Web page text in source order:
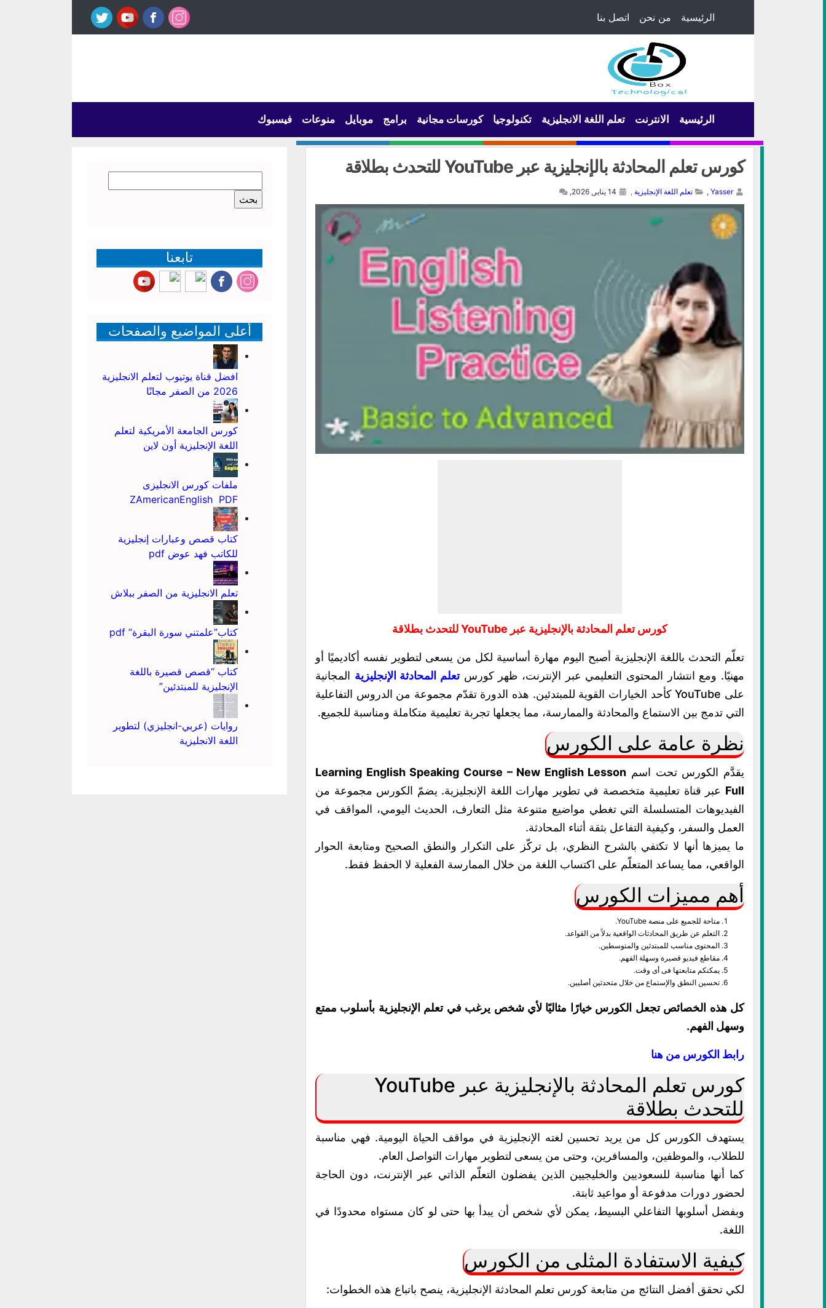
الرئيسية من نحن اتصل بنا
الرئيسية الانترنت تعلم اللغة الانجليزية تكنولوجيا كورسات مجانية برامج موبايل منوعات فيسبوك
كورس تعلم المحادثة بالإنجليزية عبر YouTube للتحدث بطلاقة
Yasser
, تعلم اللغة الإنجليزية ,
كورس تعلم المحادثة بالإنجليزية عبر YouTube للتحدث بطلاقة
تعلّم التحدث باللغة الإنجليزية أصبح اليوم مهارة أساسية لكل من يسعى لتطوير نفسه أكاديميًا أو
مهنيًا. ومع انتشار المحتوى التعليمي عبر الإنترنت، ظهر كورستعلم المحادثة الإنجليزية المجانية
على YouTube كأحد الخيارات القوية للمبتدئين. هذه الدورة تقدّم مجموعة من الدروس التفاعلية
التي تدمج بين الاستماع والمحادثة والممارسة، مما يجعلها تجربة تعليمية متكاملة ومناسبة للجميع.
نظرة عامة على الكورس
يقدَّم الكورس تحت اسم Learning English Speaking Course – New English Lesson
Full عبر قناة تعليمية متخصصة في تطوير مهارات اللغة الإنجليزية. يضمّ الكورس مجموعة من
الفيديوهات المتسلسلة التي تغطي مواضيع متنوعة مثل التعارف، الحديث اليومي، المواقف في
العمل والسفر، وكيفية التفاعل بثقة أثناء المحادثة.
ما يميزها أنها لا تكتفي بالشرح النظري، بل تركّز على التكرار والنطق الصحيح ومتابعة الحوار
الواقعي، مما يساعد المتعلّم على اكتساب اللغة من خلال الممارسة الفعلية لا الحفظ فقط.
أهم مميزات الكورس
متاحة للجميع على منصة YouTube.
التعلم عن طريق المحادثات الواقعية بدلاً من القواعد.
المحتوى مناسب للمبتدئين والمتوسطين.
مقاطع فيديو قصيرة وسهلة الفهم.
يمكنكم متابعتها فى أى وقت.
تحسين النطق والإستماع من خلال متحدثين أصليين.
كل هذه الخصائص تجعل الكورس خيارًا مثاليًا لأي شخص يرغب في تعلم الإنجليزية بأسلوب ممتع
وسهل الفهم.
رابط الكورس من هنا
كورس تعلم المحادثة بالإنجليزية عبر YouTube
للتحدث بطلاقة
يستهدف الكورس كل من يريد تحسين لغته الإنجليزية في مواقف الحياة اليومية. فهي مناسبة
للطلاب، والموظفين، والمسافرين، وحتى من يسعى لتطوير مهارات التواصل العام.
كما أنها مناسبة للسعوديين والخليجيين الذين يفضلون التعلّم الذاتي عبر الإنترنت، دون الحاجة
لحضور دورات مدفوعة أو مواعيد ثابتة.
وبفضل أسلوبها التفاعلي البسيط، يمكن لأي شخص أن يبدأ بها حتى لو كان مستواه محدودًا في
اللغة.
كيفية الاستفادة المثلى من الكورس
لكي تحقق أفضل النتائج من متابعة كورس تعلم المحادثة الإنجليزية، ينصح باتباع هذه الخطوات:
عن:
تابعنا
أعلى المواضيع والصفحات
افضل قناة يوتيوب لتعلم الانجليزية
2026 من الصفر مجانًا
كورس الجامعة الأمريكية لتعلم
اللغة الإنجليزية أون لاين
ملفات كورس الانجليزى
ZAmericanEnglish PDF
كتاب قصص وعبارات إنجليزية
للكاتب فهد عوض pdf
تعلم الانجليزية من الصفر ببلاش
كتاب”علمتني سورة البقرة” pdf
كتاب “قصص قصيرة باللغة
الإنجليزية للمبتدئين”
روايات (عربي-انجليزي) لتطوير
اللغة الانجليزية